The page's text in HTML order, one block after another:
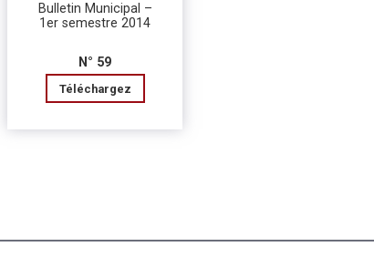
Bulletin Municipal –
1er semestre 2014
N° 59
Téléchargez